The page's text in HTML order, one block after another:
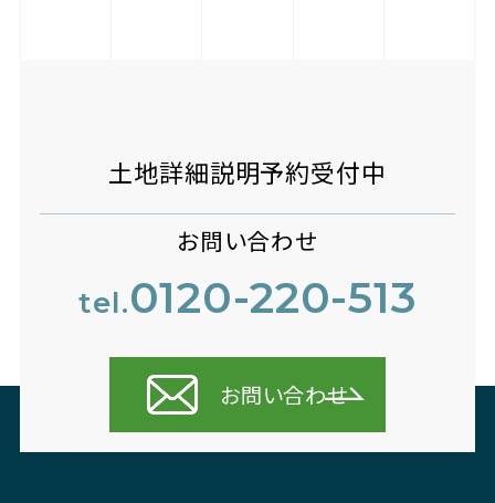
土地詳細説明予約受付中
お問い合わせ
tel.0120-220-513
お問い合わせ